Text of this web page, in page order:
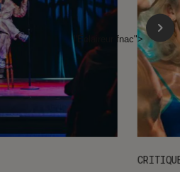
l'Éclaireur fnac">